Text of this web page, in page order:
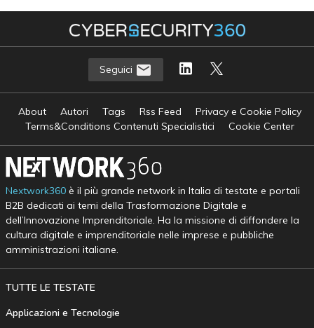
Seguici
About Autori Tags Rss Feed
Privacy e Cookie Policy
Terms&Conditions Contenuti Specialistici
Cookie Center
Nextwork360è il più grande network in Italia di testate e portali
B2B dedicati ai temi della Trasformazione Digitale e
dell’Innovazione Imprenditoriale. Ha la missione di diffondere la
cultura digitale e imprenditoriale nelle imprese e pubbliche
amministrazioni italiane.
TUTTE LE TESTATE
Applicazioni e Tecnologie